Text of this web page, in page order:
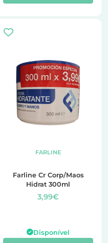
FARLINE
Farline Cr Corp/Maos
Hidrat 300ml
3,99€
Disponível